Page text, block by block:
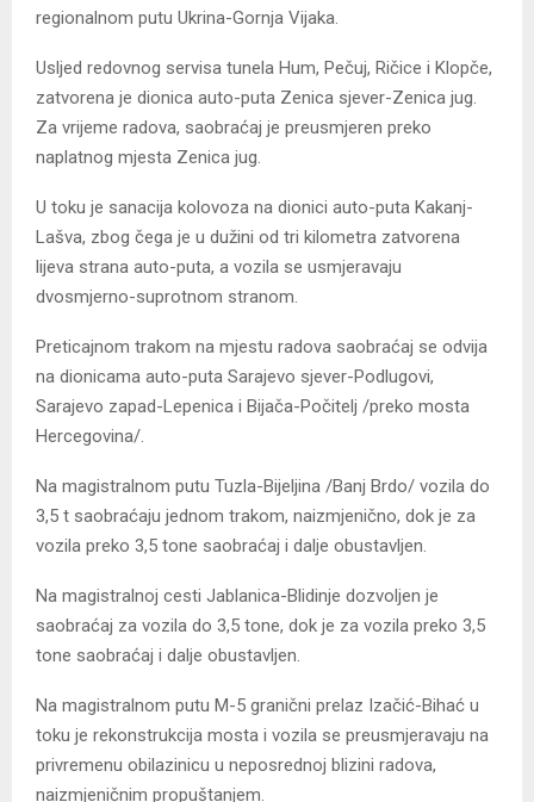
regionalnom putu Ukrina-Gornja Vijaka.
Usljed redovnog servisa tunela Hum, Pečuj, Ričice i Klopče,
zatvorena je dionica auto-puta Zenica sjever-Zenica jug.
Za vrijeme radova, saobraćaj je preusmjeren preko
naplatnog mjesta Zenica jug.
U toku je sanacija kolovoza na dionici auto-puta Kakanj-
Lašva, zbog čega je u dužini od tri kilometra zatvorena
lijeva strana auto-puta, a vozila se usmjeravaju
dvosmjerno-suprotnom stranom.
Preticajnom trakom na mjestu radova saobraćaj se odvija
na dionicama auto-puta Sarajevo sjever-Podlugovi,
Sarajevo zapad-Lepenica i Bijača-Počitelj /preko mosta
Hercegovina/.
Na magistralnom putu Tuzla-Bijeljina /Banj Brdo/ vozila do
3,5 t saobraćaju jednom trakom, naizmjenično, dok je za
vozila preko 3,5 tone saobraćaj i dalje obustavljen.
Na magistralnoj cesti Jablanica-Blidinje dozvoljen je
saobraćaj za vozila do 3,5 tone, dok je za vozila preko 3,5
tone saobraćaj i dalje obustavljen.
Na magistralnom putu M-5 granični prelaz Izačić-Bihać u
toku je rekonstrukcija mosta i vozila se preusmjeravaju na
privremenu obilazinicu u neposrednoj blizini radova,
naizmjeničnim propuštanjem.